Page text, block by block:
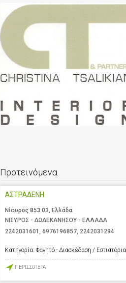
Προτεινόμενα
ΑΣΤΡΑΔΕΝΗ
Νίσυρος 853 03, Ελλάδα
ΝΙΣΥΡΟΣ - ΔΩΔΕΚΑΝΗΣΟΥ - ΕΛΛΑΔΑ
2242031601
6976196857 2242031294
Κατηγορία: Φαγητό - Διασκέδαση / Εστιατόρια
ΠΕΡΙΣΣΟΤΕΡΑ